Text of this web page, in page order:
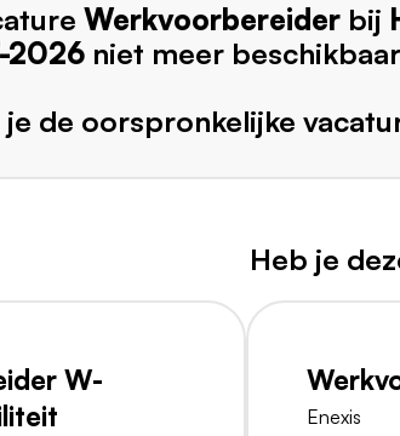
Werkvoorbereider bij
2026 niet meer
de oorspronkelijke
Heb je
W-
Enexis